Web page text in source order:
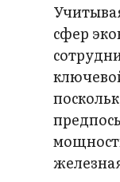
сфер